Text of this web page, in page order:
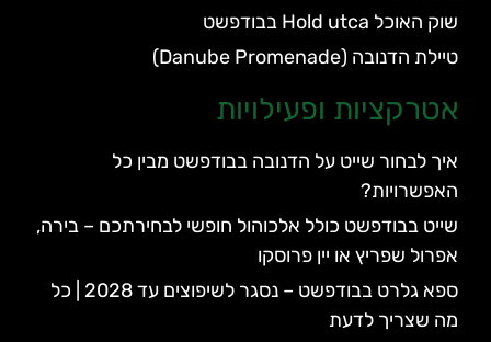
שוק האוכל Hold utca בבודפשט
טיילת הדנובה (Danube Promenade)
אטרקציות ופעילויות
איך לבחור שייט על הדנובה בבודפשט מבין כל
האפשרויות?
שייט בבודפשט כולל אלכוהול חופשי לבחירתכם – בירה,
אפרול שפריץ או יין פרוסקו
ספא גלרט בבודפשט – נסגר לשיפוצים עד 2028 | כל
מה שצריך לדעת